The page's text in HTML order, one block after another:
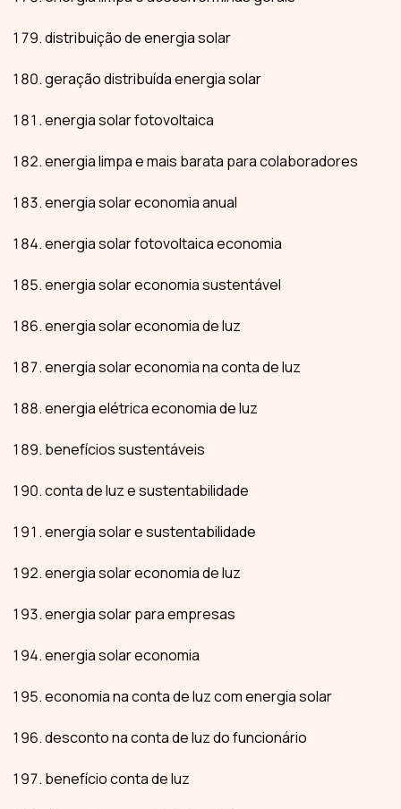
distribuição de energia solar
geração distribuída energia solar
energia solar fotovoltaica
energia limpa e mais barata para colaboradores
energia solar economia anual
energia solar fotovoltaica economia
energia solar economia sustentável
energia solar economia de luz
energia solar economia na conta de luz
energia elétrica economia de luz
benefícios sustentáveis
conta de luz e sustentabilidade
energia solar e sustentabilidade
energia solar economia de luz
energia solar para empresas
energia solar economia
economia na conta de luz com energia solar
desconto na conta de luz do funcionário
benefício conta de luz